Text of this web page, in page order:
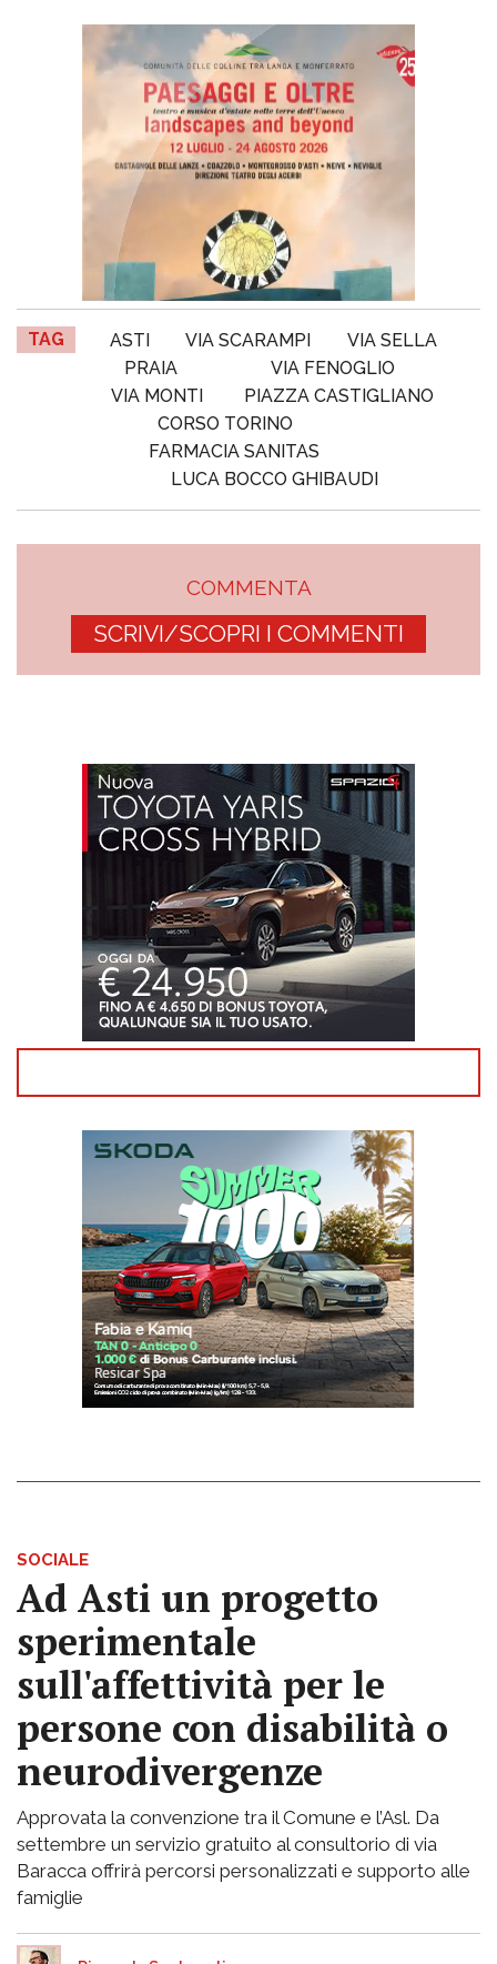
TAG ASTI VIA SCARAMPI
VIA SELLA
PRAIA
VIA FENOGLIO
VIA MONTI
PIAZZA CASTIGLIANO
CORSO TORINO
FARMACIA SANITAS
LUCA BOCCO GHIBAUDI
COMMENTA
SCRIVI/SCOPRI I COMMENTI
SOCIALE
Ad Asti un progetto
sperimentale
sull'affettività per le
persone con disabilità o
neurodivergenze
Approvata la convenzione tra il Comune e l’Asl. Da
settembre un servizio gratuito al consultorio di via
Baracca offrirà percorsi personalizzati e supporto alle
famiglie